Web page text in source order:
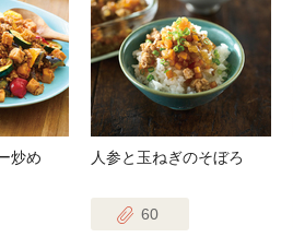
炒め 人参と玉ねぎのそぼろ
60